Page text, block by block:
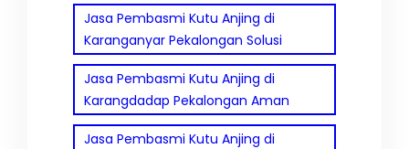
Jasa Pembasmi Kutu Anjing di
Karanganyar Pekalongan Solusi
Jasa Pembasmi Kutu Anjing di
Karangdadap Pekalongan Aman
Jasa Pembasmi Kutu Anjing di